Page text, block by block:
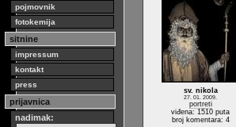
pojmovnik
fotokemija
sitnine
impressum
kontakt
press
prijavnica
nadimak:
sv. nikola
27. 01. 2009.
portreti
viđena: 1510 puta
broj komentara: 4